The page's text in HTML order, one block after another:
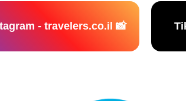
📸 Instagram - travelers.co.il